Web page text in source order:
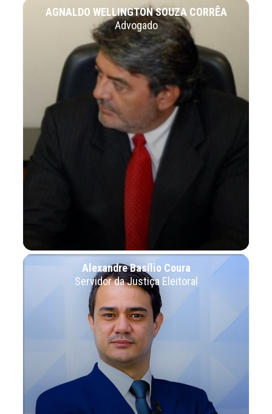
AGNALDO WELLINGTON SOUZA CORRÊA
Advogado
Alexandre Basílio Coura
Servidor da Justiça Eleitoral